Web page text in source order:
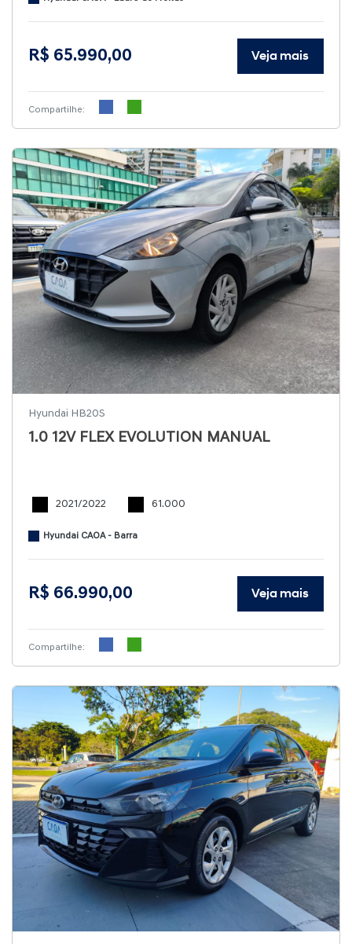
R$ 65.990,00 Veja mais
Compartilhe:
Hyundai HB20S
1.0 12V FLEX EVOLUTION MANUAL
2021/2022 61.000
Hyundai CAOA - Barra
R$ 66.990,00 Veja mais
Compartilhe: